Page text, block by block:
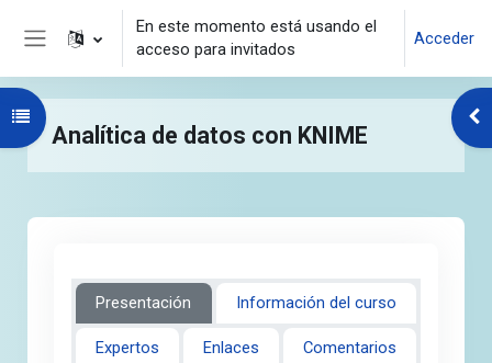
Salta al contenido principal
En este momento está usando el
acceso para invitados
Acceder
Analítica de datos con KNIME
Presentación Información del curso
Expertos Enlaces Comentarios
Abrir índice del curso